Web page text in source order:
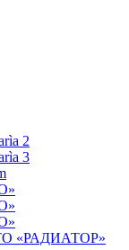
2
3
«РАДИАТОР»